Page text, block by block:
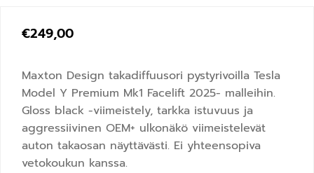
€249,00
Maxton Design takadiffuusori pystyrivoilla Tesla
Model Y Premium Mk1 Facelift 2025- malleihin.
Gloss black -viimeistely, tarkka istuvuus ja
aggressiivinen OEM+ ulkonäkö viimeistelevät
auton takaosan näyttävästi. Ei yhteensopiva
vetokoukun kanssa.